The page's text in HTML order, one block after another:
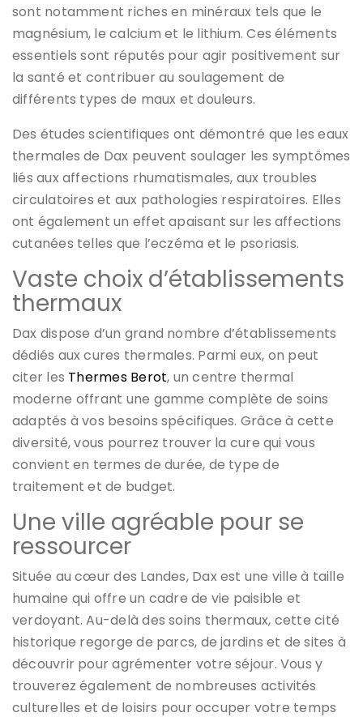
sont notamment riches en minéraux tels que le
magnésium, le calcium et le lithium. Ces éléments
essentiels sont réputés pour agir positivement sur
la santé et contribuer au soulagement de
différents types de maux et douleurs.
Des études scientifiques ont démontré que les eaux
thermales de Dax peuvent soulager les symptômes
liés aux affections rhumatismales, aux troubles
circulatoires et aux pathologies respiratoires. Elles
ont également un effet apaisant sur les affections
cutanées telles que l’eczéma et le psoriasis.
Vaste choix d’établissements
thermaux
Dax dispose d’un grand nombre d’établissements
dédiés aux cures thermales. Parmi eux, on peut
citer les Thermes Berot, un centre thermal
moderne offrant une gamme complète de soins
adaptés à vos besoins spécifiques. Grâce à cette
diversité, vous pourrez trouver la cure qui vous
convient en termes de durée, de type de
traitement et de budget.
Une ville agréable pour se
ressourcer
Située au cœur des Landes, Dax est une ville à taille
humaine qui offre un cadre de vie paisible et
verdoyant. Au-delà des soins thermaux, cette cité
historique regorge de parcs, de jardins et de sites à
découvrir pour agrémenter votre séjour. Vous y
trouverez également de nombreuses activités
culturelles et de loisirs pour occuper votre temps